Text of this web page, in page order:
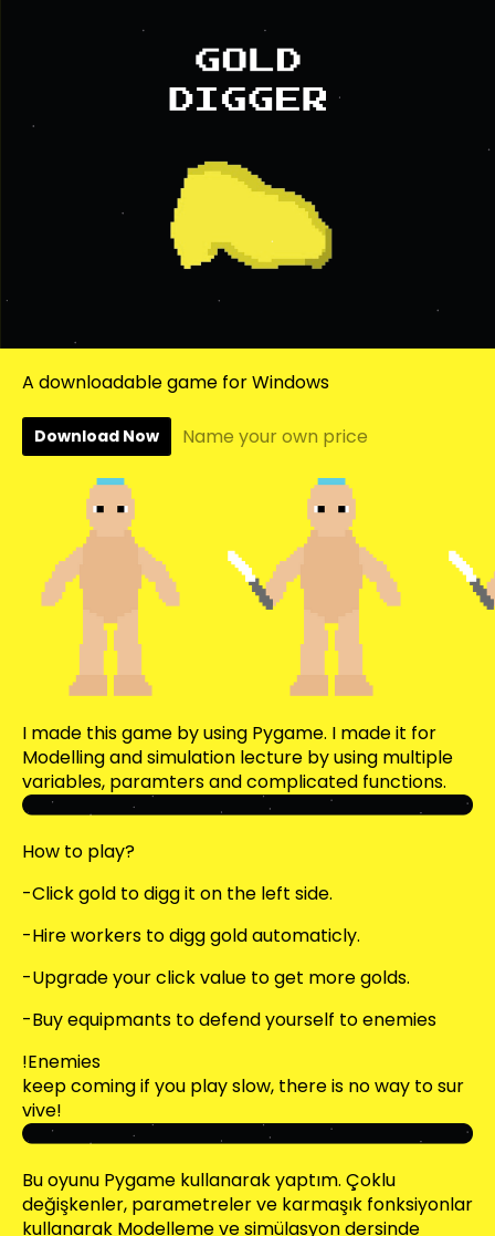
A downloadable game for Windows
Download Now Name your own price
I made this game by using Pygame. I made it for
Modelling and simulation lecture by using multiple
variables, paramters and complicated functions.
How to play?
-Click gold to digg it on the left side.
-Hire workers to digg gold automaticly.
-Upgrade your click value to get more golds.
-Buy equipmants to defend yourself to enemies
!Enemies
keep coming if you play slow, there is no way to sur
vive!
Bu oyunu Pygame kullanarak yaptım. Çoklu
değişkenler, parametreler ve karmaşık fonksiyonlar
kullanarak Modelleme ve simülasyon dersinde